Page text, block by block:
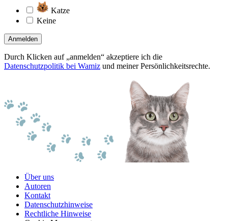
Katze
Keine
Anmelden
Durch Klicken auf „anmelden“ akzeptiere ich die
Datenschutzpolitik bei Wamiz und meiner Persönlichkeitsrechte.
Über uns
Autoren
Kontakt
Datenschutzhinweise
Rechtliche Hinweise